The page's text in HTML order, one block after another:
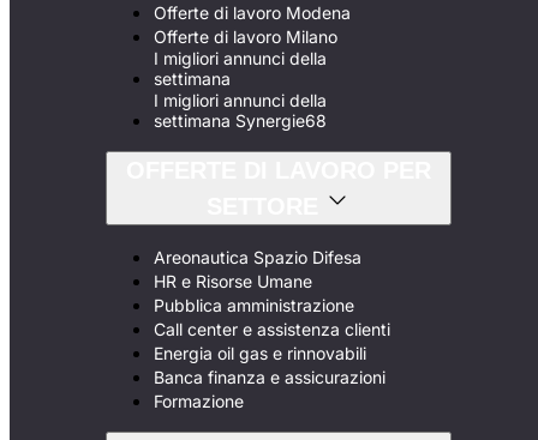
Offerte di lavoro Modena
Offerte di lavoro Milano
I migliori annunci della
settimana
I migliori annunci della
settimana Synergie68
Areonautica Spazio Difesa
HR e Risorse Umane
Pubblica amministrazione
Call center e assistenza clienti
Energia oil gas e rinnovabili
Banca finanza e assicurazioni
Formazione